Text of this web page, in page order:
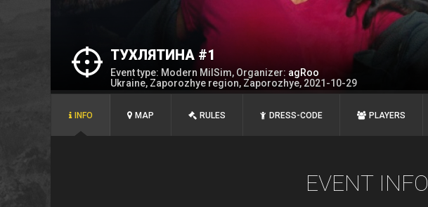
ТУХЛЯТИНА #1
Event type: Modern MilSim, Organizer: agRoo
Ukraine, Zaporozhye region, Zaporozhye, 2021-10-29
INFO MAP RULES DRESS-CODE PLAYERS
EVENT INFO